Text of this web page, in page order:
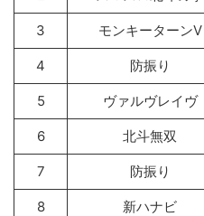
3 モンキーターンV
4 防振り
5 ヴァルヴレイヴ
6 北斗無双
7 防振り
8 新ハナビ